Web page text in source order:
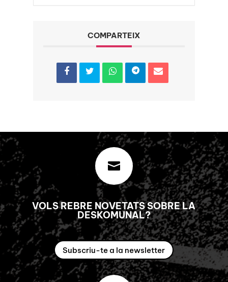
COMPARTEIX

VOLS REBRE NOVETATS SOBRE LA
DESKOMUNAL?
Subscriu-te a la newsletter